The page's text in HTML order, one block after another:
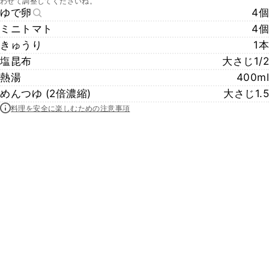
ゆで卵
4個
ミニトマト
4個
きゅうり
1本
塩昆布
大さじ1/2
熱湯
400ml
めんつゆ (2倍濃縮)
大さじ1.5
料理を安全に楽しむための注意事項